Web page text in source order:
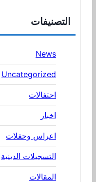
التصنيفات
News
Uncategorized
احتفالات
اخبار
اعراس وحفلات
التسجيلات الدينية
المقالات